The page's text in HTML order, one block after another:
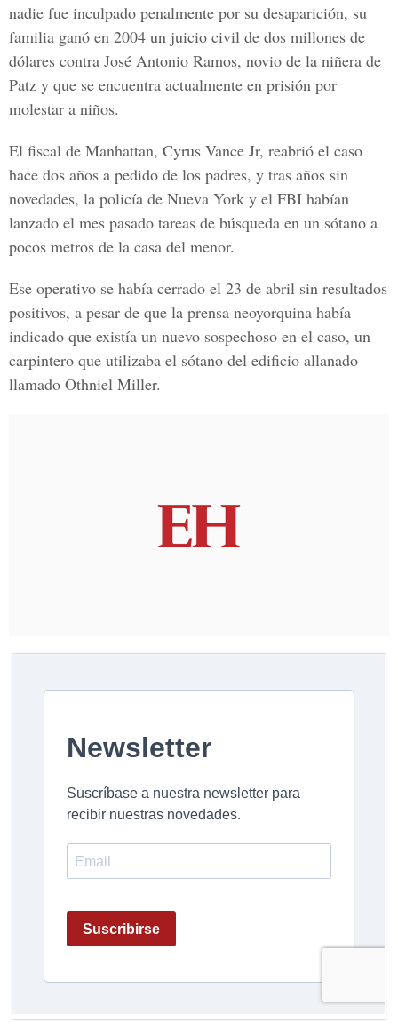
nadie fue inculpado penalmente por su desaparición, su
familia ganó en 2004 un juicio civil de dos millones de
dólares contra José Antonio Ramos, novio de la niñera de
Patz y que se encuentra actualmente en prisión por
molestar a niños.
El fiscal de Manhattan, Cyrus Vance Jr, reabrió el caso
hace dos años a pedido de los padres, y tras años sin
novedades, la policía de Nueva York y el FBI habían
lanzado el mes pasado tareas de búsqueda en un sótano a
pocos metros de la casa del menor.
Ese operativo se había cerrado el 23 de abril sin resultados
positivos, a pesar de que la prensa neoyorquina había
indicado que existía un nuevo sospechoso en el caso, un
carpintero que utilizaba el sótano del edificio allanado
llamado Othniel Miller.